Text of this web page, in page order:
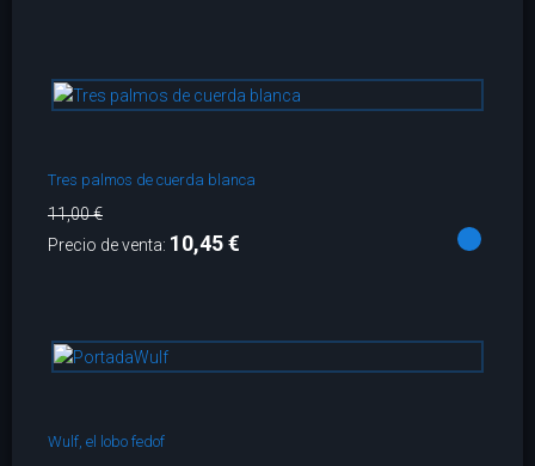
Tres palmos de cuerda blanca
11,00 €
Precio de venta: 10,45 €
Wulf, el lobo fedof